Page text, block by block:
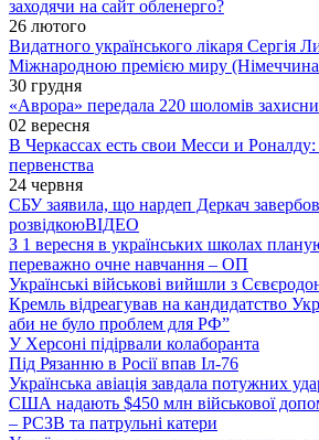
заходячи на сайт обленерго?
26 лютого
Видатного українського лікаря Сергія
Міжнародною премією миру
30 грудня
«Аврора» передала 220 шоломів
02 вересня
В Черкассах есть свои Месси и
первенства
24 червня
СБУ заявила, що нардеп Деркач
розвідкоюВІДЕО
З 1 вересня в українських школах
переважно очне навчання – ОП
Українські військові вийшли з
Кремль відреагував на кандидатство
аби не було проблем для РФ”
У Херсоні підірвали колаборанта
Під Рязанню в Росії впав Іл-76
Українська авіація завдала потужних
США надають $450 млн військової
– РСЗВ та патрульні катери